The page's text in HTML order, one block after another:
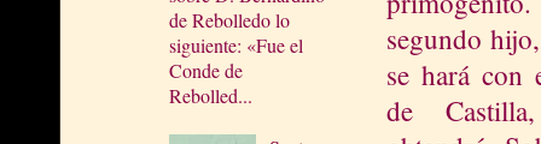
de Rebolledo lo
siguiente: «Fue el
Conde de
Rebolled...
segundo
se hará con
de